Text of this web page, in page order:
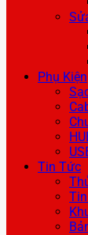
Phụ Kiện
Tin Tức